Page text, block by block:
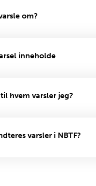
om?
inneholde
hvem varsler jeg?
varsler i NBTF?